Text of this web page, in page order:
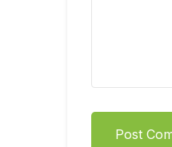
Post